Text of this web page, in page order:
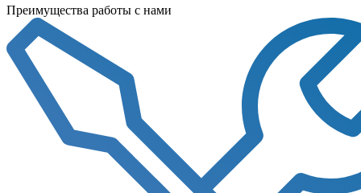
Преимущества работы с нами